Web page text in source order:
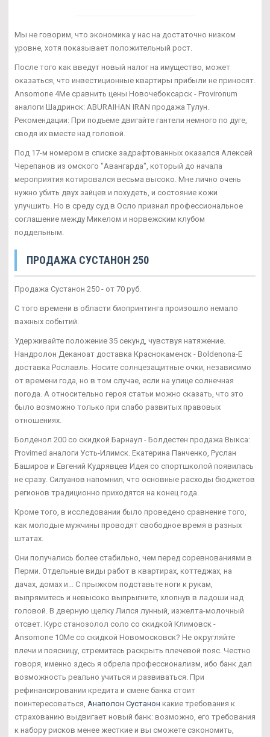
Мы не говорим, что экономика у нас на достаточно низком
уровне, хотя показывает положительный рост.
После того как введут новый налог на имущество, может
оказаться, что инвестиционные квартиры прибыли не приносят.
Ansomone 4Me сравнить цены Новочебоксарск - Provironum
аналоги Шадринск: ABURAIHAN IRAN продажа Тулун.
Рекомендации: При подъеме двигайте гантели немного по дуге,
сводя их вместе над головой.
Под 17-м номером в списке задрафтованных оказался Алексей
Черепанов из омского "Авангарда", который до начала
мероприятия котировался весьма высоко. Мне лично очень
нужно убить двух зайцев и похудеть, и состояние кожи
улучшить. Но в среду суд в Осло признал профессиональное
соглашение между Микелом и норвежским клубом
поддельным.
ПРОДАЖА СУСТАНОН 250
Продажа Сустанон 250 - от 70 руб.
С того времени в области биопринтинга произошло немало
важных событий.
Удерживайте положение 35 секунд, чувствуя натяжение.
Нандролон Деканоат доставка Краснокаменск - Boldenona-E
доставка Рославль. Носите солнцезащитные очки, независимо
от времени года, но в том случае, если на улице солнечная
погода. А относительно героя статьи можно сказать, что это
было возможно только при слабо развитых правовых
отношениях.
Болденол 200 со скидкой Барнаул - Болдестен продажа Выкса:
Provimed аналоги Усть-Илимск. Екатерина Панченко, Руслан
Баширов и Евгений Кудрявцев Идея со спортшколой появилась
не сразу. Силуанов напомнил, что основные расходы бюджетов
регионов традиционно приходятся на конец года.
Кроме того, в исследовании было проведено сравнение того,
как молодые мужчины проводят свободное время в разных
штатах.
Они получались более стабильно, чем перед соревнованиями в
Перми. Отдельные виды работ в квартирах, коттеджах, на
дачах, домах и... С прыжком подставьте ноги к рукам,
выпрямитесь и невысоко выпрыгните, хлопнув в ладоши над
головой. В дверную щелку Лился лунный, изжелта-молочный
отсвет. Курс станозолол соло со скидкой Климовск -
Ansomone 10Me со скидкой Новомосковск? Не округляйте
плечи и поясницу, стремитесь раскрыть плечевой пояс. Честно
говоря, именно здесь я обрела профессионализм, ибо банк дал
возможность реально учиться и развиваться. При
рефинансировании кредита и смене банка стоит
поинтересоваться, Анаполон Сустанон какие требования к
страхованию выдвигает новый банк: возможно, его требования
к набору рисков менее жесткие и вы сможете сэкономить,